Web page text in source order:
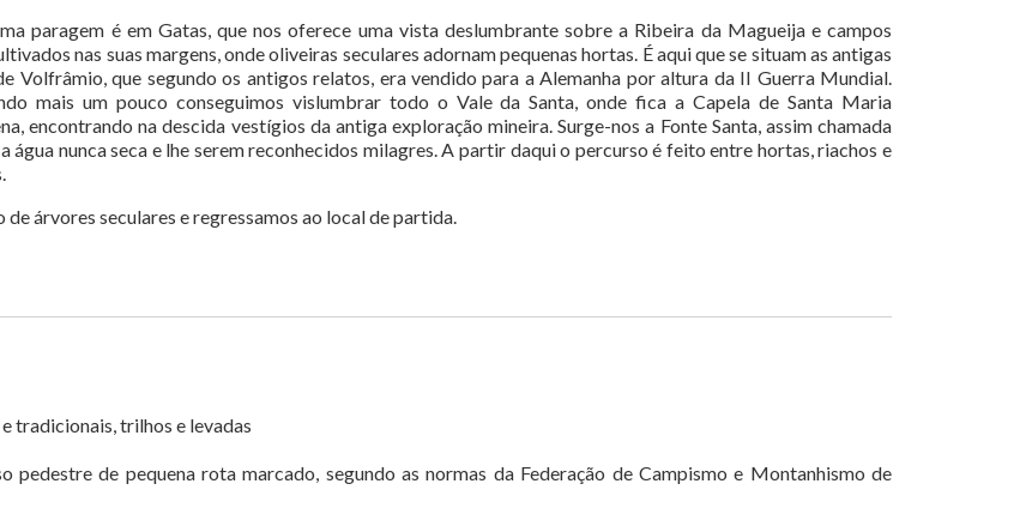
paragem é em Gatas, que nos oferece uma vista deslumbrante sobre a Ribeira da Magueija e campos
nas suas margens, onde oliveiras seculares adornam pequenas hortas. É aqui que se situam as antigas
Volfrâmio, que segundo os antigos relatos, era vendido para a Alemanha por altura da II Guerra Mundial.
mais um pouco conseguimos vislumbrar todo o Vale da Santa, onde fica a Capela de Santa Maria
encontrando na descida vestígios da antiga exploração mineira. Surge-nos a Fonte Santa, assim chamada
água nunca seca e lhe serem reconhecidos milagres. A partir daqui o percurso é feito entre hortas, riachos e
árvores seculares e regressamos ao local de partida.
tradicionais, trilhos e levadas
pedestre de pequena rota marcado, segundo as normas da Federação de Campismo e Montanhismo de